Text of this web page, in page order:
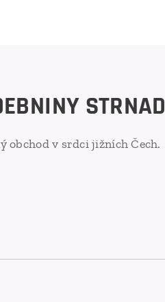
STRNAD
obchod v srdci jižních Čech.